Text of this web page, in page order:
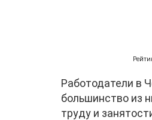
Работодатели в
большинство из
труду и